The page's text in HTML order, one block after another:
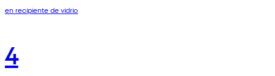
en recipiente de vidrio
4